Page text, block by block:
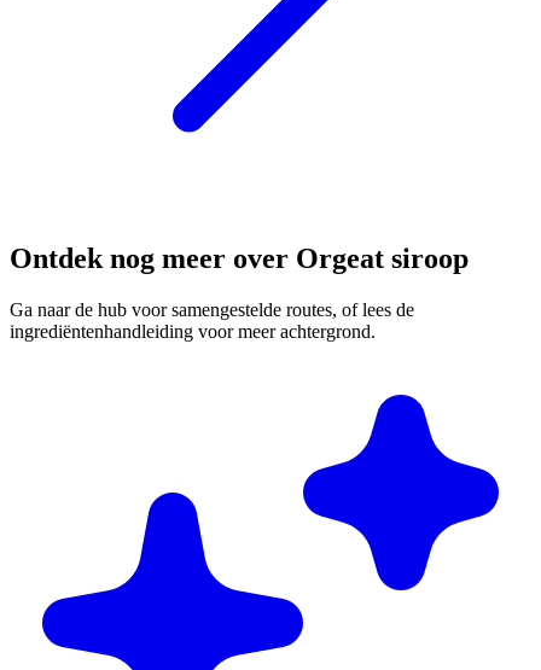
Ontdek nog meer over Orgeat siroop
Ga naar de hub voor samengestelde routes, of lees de
ingrediëntenhandleiding voor meer achtergrond.